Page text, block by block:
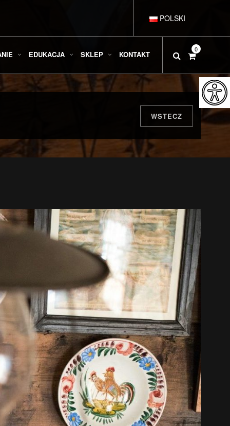
POLSKI
DEUTSCH
ESPAÑOL
РУССКИЙ
中文 (中国)
日本語
EDUKACJA SKLEP KONTAKT
0
WSTECZ